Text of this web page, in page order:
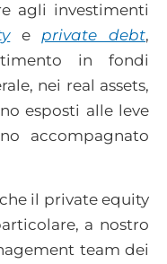
agli investimenti
eprivate debt,
in fondi
nei real assets,
esposti alle leve
accompagnato
il private equity
a nostro
team dei